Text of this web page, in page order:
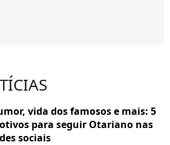
vida dos famosos e mais: 5
para seguir Otariano nas
sociais